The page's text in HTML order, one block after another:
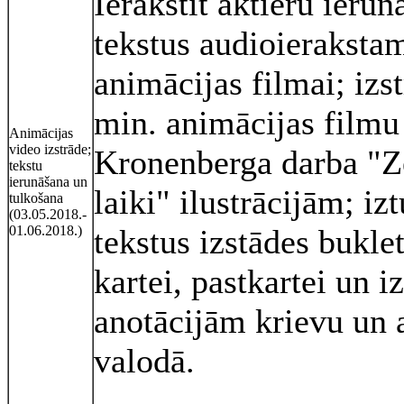
Animācijas
video izstrāde;
tekstu
ierunāšana un
tulkošana
(03.05.2018.-
01.06.2018.)
tekstus
animācijas filmai;
min. animācijas
Kronenberga darba
laiki" ilustrācijām;
tekstus izstādes
kartei, pastkartei un
anotācijām krievu un
valodā.